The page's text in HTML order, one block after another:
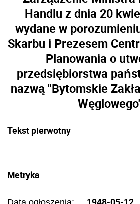
Handlu z dnia 20
wydane w
Skarbu i Prezesem
Planowania o
przedsiębiorstwa
nazwą "Bytomskie
Tekst pierwotny
Metryka